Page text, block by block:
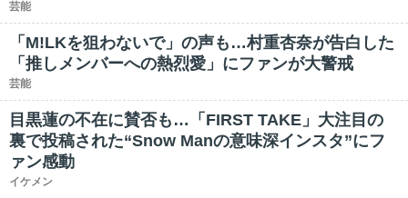
芸能
「M!LKを狙わないで」の声も…村重杏奈が告白した
「推しメンバーへの熱烈愛」にファンが大警戒
芸能
目黒蓮の不在に賛否も…「FIRST TAKE」大注目の
裏で投稿された“Snow Manの意味深インスタ”にフ
ァン感動
イケメン